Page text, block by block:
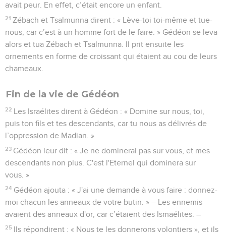
avait peur. En effet, c’était encore un enfant.
21 Zébach et Tsalmunna dirent : « Lève-toi toi-même et tue-
nous, car c’est à un homme fort de le faire. » Gédéon se leva
alors et tua Zébach et Tsalmunna. Il prit ensuite les
ornements en forme de croissant qui étaient au cou de leurs
chameaux.
Fin de la vie de Gédéon
22 Les Israélites dirent à Gédéon : « Domine sur nous, toi,
puis ton fils et tes descendants, car tu nous as délivrés de
l’oppression de Madian. »
23 Gédéon leur dit : « Je ne dominerai pas sur vous, et mes
descendants non plus. C'est l'Eternel qui dominera sur
vous. »
24 Gédéon ajouta : « J'ai une demande à vous faire : donnez-
moi chacun les anneaux de votre butin. » – Les ennemis
avaient des anneaux d'or, car c’étaient des Ismaélites. –
25 Ils répondirent : « Nous te les donnerons volontiers », et ils